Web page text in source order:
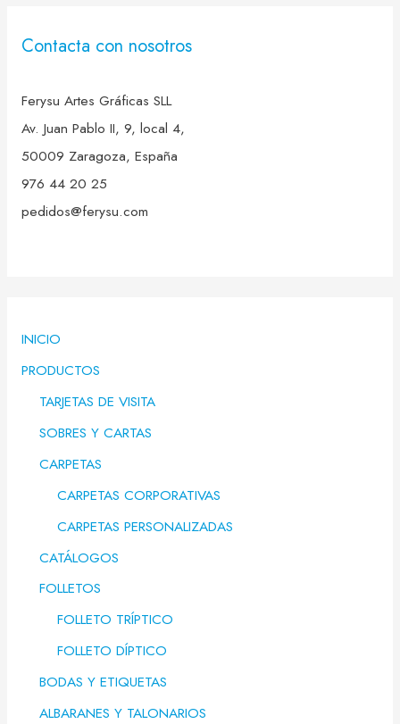
Contacta con nosotros
Ferysu Artes Gráficas SLL
Av. Juan Pablo II, 9, local 4,
50009 Zaragoza, España
976 44 20 25
pedidos@ferysu.com
INICIO
PRODUCTOS
TARJETAS DE VISITA
SOBRES Y CARTAS
CARPETAS
CARPETAS CORPORATIVAS
CARPETAS PERSONALIZADAS
CATÁLOGOS
FOLLETOS
FOLLETO TRÍPTICO
FOLLETO DÍPTICO
BODAS Y ETIQUETAS
ALBARANES Y TALONARIOS